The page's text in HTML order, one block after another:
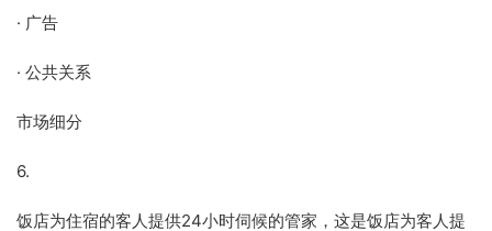
· 广告
· 公共关系
市场细分
6.
饭店为住宿的客人提供24小时伺候的管家，这是饭店为客人提